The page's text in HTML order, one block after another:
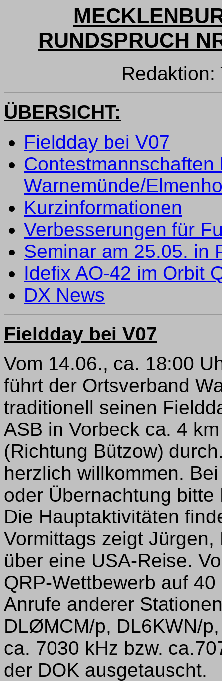
RUNDSPRUCH
Redaktion:
ÜBERSICHT:
Fieldday bei V07
Warnemünde/
Kurzinformationen
Verbesserungen für
Seminar am 25.05. in
Idefix AO-42 im Orbit
DX News
Fieldday bei V07
Vom 14.06., ca. 18:00
führt der Ortsverband
traditionell seinen
ASB in Vorbeck ca. 4
(Richtung Bützow)
herzlich willkommen.
oder Übernachtung
Die Hauptaktivitäten
Vormittags zeigt
über eine USA-Reise.
QRP-Wettbewerb auf
Anrufe anderer
DLØMCM/p, DL6KWN/
ca. 7030 kHz bzw.
der DOK ausgetauscht.